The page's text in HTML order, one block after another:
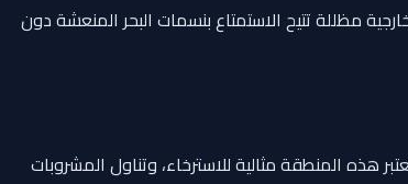
مظللة تتيح الاستمتاع بنسمات البحر المنعشة دون
على مياه أبوظبي وجزرها الخلابة. تعتبر هذه المنطقة مثالية للاسترخاء، وتناول المشروبات